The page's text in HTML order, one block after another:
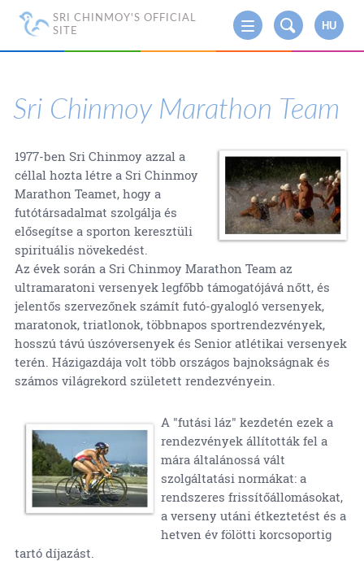
SRI CHINMOY'S OFFICIAL
SITE
HU
Sri Chinmoy Marathon Team
1977-ben Sri Chinmoy azzal a
céllal hozta létre a Sri Chinmoy
Marathon Teamet, hogy a
futótársadalmat szolgálja és
elősegítse a sporton keresztüli
spirituális növekedést.
Az évek során a Sri Chinmoy Marathon Team az
ultramaratoni versenyek legfőbb támogatójává nőtt, és
jelentős szervezőnek számít futó-gyalogló versenyek,
maratonok, triatlonok, többnapos sportrendezvények,
hosszú távú úszóversenyek és Senior atlétikai versenyek
terén. Házigazdája volt több országos bajnokságnak és
számos világrekord született rendezvényein.
A "futási láz" kezdetén ezek a
rendezvények állították fel a
mára általánossá vált
szolgáltatási normákat: a
rendszeres frissítőállomásokat,
a verseny utáni étkeztetést és a
hetven év fölötti korcsoportig
tartó díjazást.